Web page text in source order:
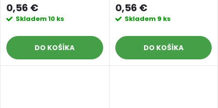
0,56 €
Skladem10 ks
DO KOŠÍKA
0,56 €
Skladem 9 ks
DO KOŠÍKA